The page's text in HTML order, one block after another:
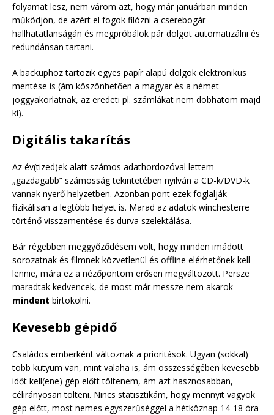
folyamat lesz, nem várom azt, hogy már januárban minden
működjön, de azért el fogok filózni a cserebogár
hallhatatlanságán és megpróbálok pár dolgot automatizálni és
redundánsan tartani.
A backuphoz tartozik egyes papír alapú dolgok elektronikus
mentése is (ám köszönhetően a magyar és a német
joggyakorlatnak, az eredeti pl. számlákat nem dobhatom majd
ki).
Digitális takarítás
Az év(tized)ek alatt számos adathordozóval lettem
„gazdagabb” számosság tekintetében nyilván a CD-k/DVD-k
vannak nyerő helyzetben. Azonban pont ezek foglalják
fizikálisan a legtöbb helyet is. Marad az adatok winchesterre
történő visszamentése és durva szelektálása.
Bár régebben meggyőződésem volt, hogy minden imádott
sorozatnak és filmnek közvetlenül és offline elérhetőnek kell
lennie, mára ez a nézőpontom erősen megváltozott. Persze
maradtak kedvencek, de most már messze nem akarok
mindent birtokolni.
Kevesebb gépidő
Családos emberként változnak a prioritások. Ugyan (sokkal)
több kütyüm van, mint valaha is, ám összességében kevesebb
időt kell(ene) gép előtt töltenem, ám azt hasznosabban,
célirányosan tölteni. Nincs statisztikám, hogy mennyit vagyok
gép előtt, most nemes egyszerűséggel a hétköznap 14-18 óra